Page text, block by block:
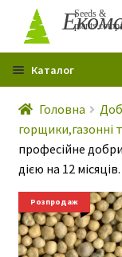
Перейти
до
навігації
Перейти
до
вмісту
Seeds &
plants
Каталог
Головна
Профіль
Контакти
Про мене
Гарантія
Головна
горщики,газонні
професійне
дією на 12
Розпродаж